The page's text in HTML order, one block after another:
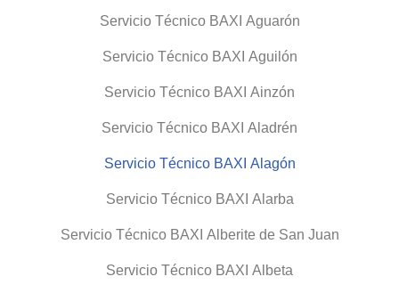
Servicio Técnico BAXI Aguarón
Servicio Técnico BAXI Aguilón
Servicio Técnico BAXI Ainzón
Servicio Técnico BAXI Aladrén
Servicio Técnico BAXI Alagón
Servicio Técnico BAXI Alarba
Servicio Técnico BAXI Alberite de San Juan
Servicio Técnico BAXI Albeta